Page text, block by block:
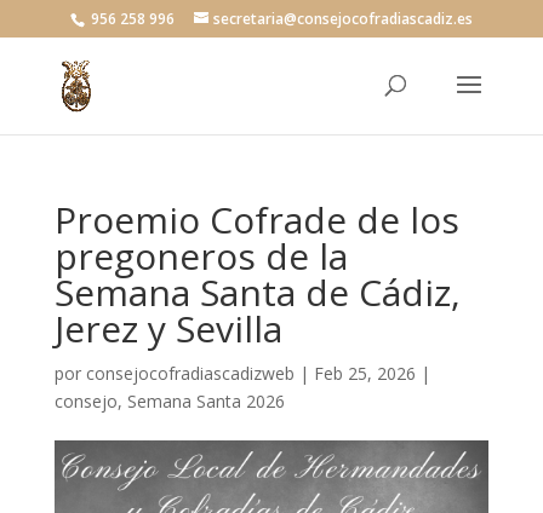
956 258 996 secretaria@consejocofradiascadiz.es
Proemio Cofrade de los
pregoneros de la
Semana Santa de Cádiz,
Jerez y Sevilla
por consejocofradiascadizweb | Feb 25, 2026 |
consejo, Semana Santa 2026